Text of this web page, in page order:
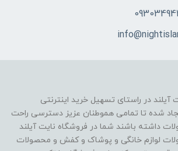
آیلند در راستای تسهیل خرید اینترنتی
شده تا تمامی هموطنان عزیز دسترسی راحت
داشته باشند شما در فروشگاه نایت آیلند
لوازم خانگی و پوشاک و کفش و محصولات